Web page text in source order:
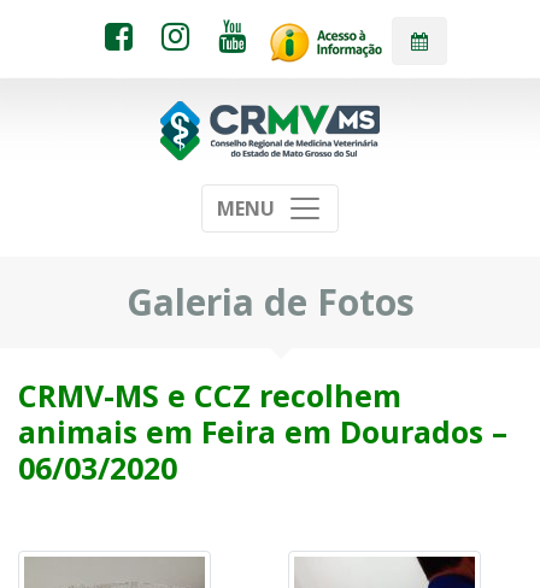
MENU
Galeria de Fotos
CRMV-MS e CCZ recolhem
animais em Feira em Dourados –
06/03/2020